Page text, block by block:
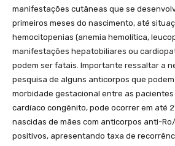
manifestações cutâneas que se
primeiros meses do nascimento, até
hemocitopenias (anemia hemolítica,
manifestações hepatobiliares ou
podem ser fatais. Importante ressaltar a
pesquisa de alguns anticorpos que
morbidade gestacional entre as pacientes
cardíaco congênito, pode ocorrer em até
nascidas de mães com anticorpos anti-
positivos, apresentando taxa de